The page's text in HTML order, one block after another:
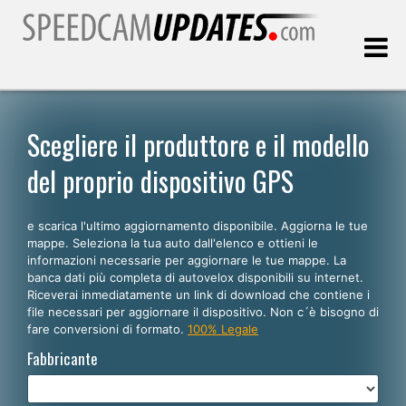
Clienti
SCEGLI LA LINGUA
Italiano
English
Español
Português
Scegliere il produttore e il modello
del proprio dispositivo GPS
e scarica l'ultimo aggiornamento disponibile. Aggiorna le tue
mappe. Seleziona la tua auto dall'elenco e ottieni le
informazioni necessarie per aggiornare le tue mappe. La
banca dati più completa di autovelox disponibili su internet.
Riceverai inmediatamente un link di download che contiene i
file necessari per aggiornare il dispositivo. Non c´è bisogno di
fare conversioni di formato. 100% Legale
Fabbricante